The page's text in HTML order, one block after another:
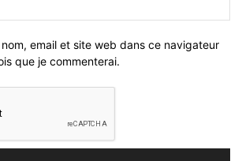
email et site web dans ce navigateur
que je commenterai.